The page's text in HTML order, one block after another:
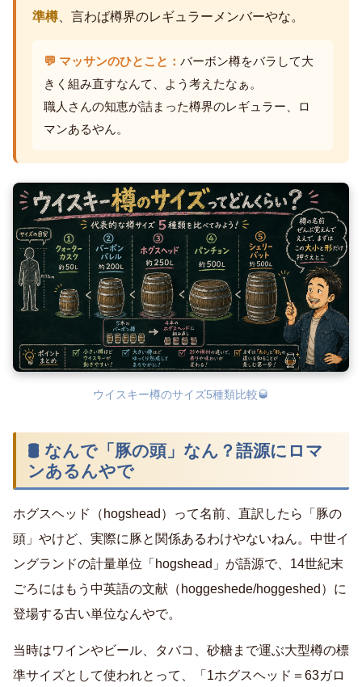
準樽 、言わば樽界のレギュラーメンバーやな。
💬 マッサンのひとこと： バーボン樽をバラして大
きく組み直すなんて、よう考えたなぁ。
職人さんの知恵が詰まった樽界のレギュラー、ロ
マンあるやん。
ウイスキー樽のサイズ5種類比較🥃
🛢 なんで「豚の頭」なん？語源にロマ
ンあるんやで
ホグスヘッド（hogshead）って名前、直訳したら「豚の
頭」やけど、実際に豚と関係あるわけやないねん。中世イ
ングランドの計量単位「hogshead」が語源で、14世紀末
ごろにはもう中英語の文献（hoggeshede/hoggeshed）に
登場する古い単位なんやで。
当時はワインやビール、タバコ、砂糖まで運ぶ大型樽の標
準サイズとして使われとって、「1ホグスヘッド＝63ガロ